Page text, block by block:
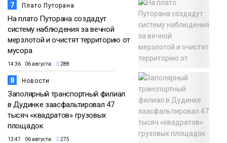
7 Плато Путорана
На плато Путорана создадут
систему наблюдения за вечной
мерзлотой и очистят территорию от
мусора
14:36 06 августа 288
8 Новости
Заполярный транспортный филиал
в Дудинке заасфальтировал 47
тысяч «квадратов» грузовых
площадок
13:47 06 августа 275